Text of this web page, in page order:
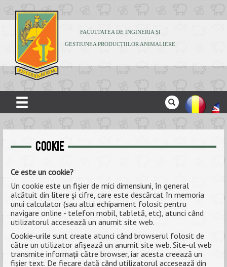
FACULTATEA DE INGINERIA ȘI
GESTIUNEA PRODUCȚIILOR ANIMALIERE
ACASĂ
DESPRE NOI
STUDENȚI
CERCETARE
PUBLICAȚII
ANUNȚURI
COOKIE
Ce este un cookie?
Un cookie este un fișier de mici dimensiuni, în general
alcătuit din litere și cifre, care este descărcat în memoria
unui calculator (sau altui echipament folosit pentru
navigare online - telefon mobil, tabletă, etc), atunci când
utilizatorul accesează un anumit site web.
Cookie-urile sunt create atunci când browserul folosit de
către un utilizator afișează un anumit site web. Site-ul web
transmite informații către browser, iar acesta creează un
fișier text. De fiecare dată când utilizatorul accesează din